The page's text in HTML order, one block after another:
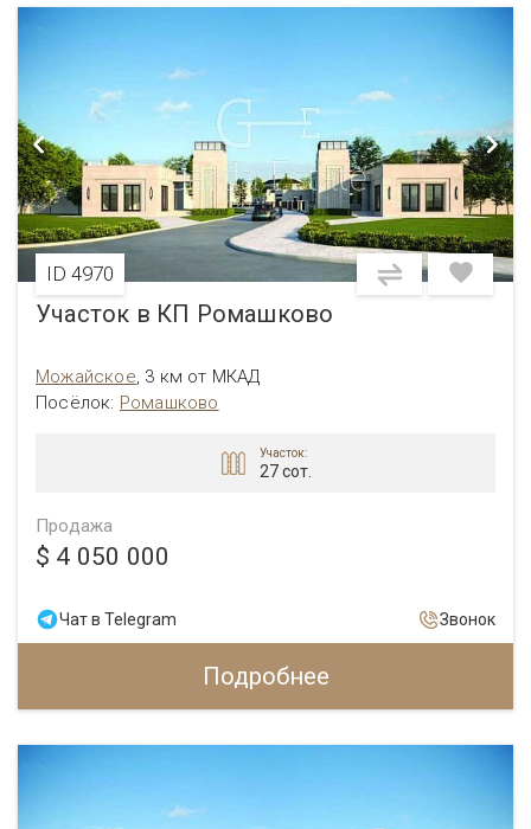
ID 4970
Участок в КП Ромашково
Можайское 3 км от МКАД
Посёлок: Ромашково
Участок:
27 сот.
Продажа
$ 4 050 000
Чат в Telegram Звонок
Подробнее